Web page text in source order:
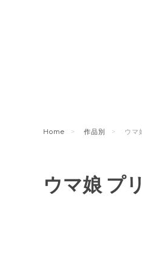
Home 作品別 ウマ
ウマ娘 プ